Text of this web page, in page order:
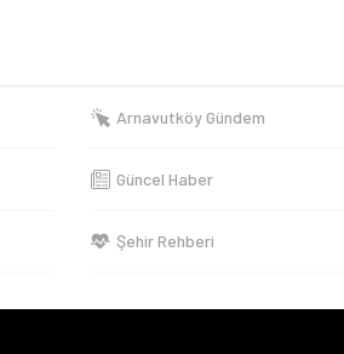
Arnavutköy Gündem
Güncel Haber
Şehir Rehberi